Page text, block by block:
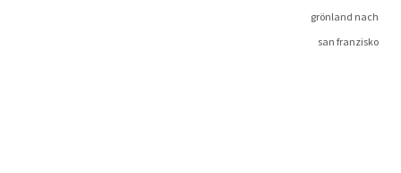
grön­land nach
san franzisko